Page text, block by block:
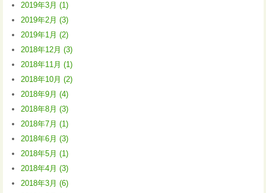
2019年3月 (1)
2019年2月 (3)
2019年1月 (2)
2018年12月 (3)
2018年11月 (1)
2018年10月 (2)
2018年9月 (4)
2018年8月 (3)
2018年7月 (1)
2018年6月 (3)
2018年5月 (1)
2018年4月 (3)
2018年3月 (6)